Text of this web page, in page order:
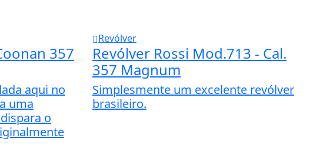
357
aqui no
uma
o
Revólver
Revólver Rossi Mod.713 - Cal.
357 Magnum
Simplesmente um excelente revólver
brasileiro.